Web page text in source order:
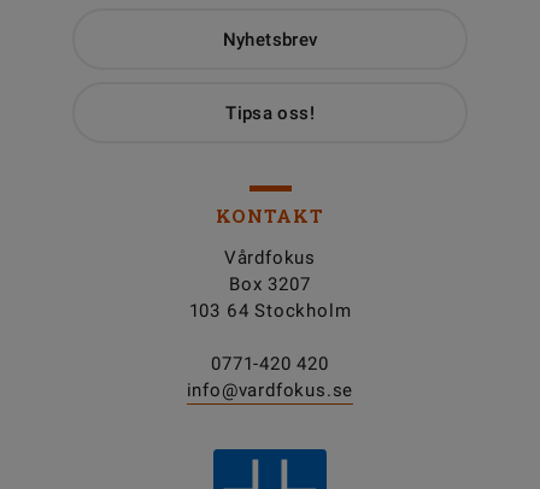
Nyhetsbrev
Tipsa oss!
KONTAKT
Vårdfokus
Box 3207
103 64 Stockholm
0771-420 420
info@vardfokus.se